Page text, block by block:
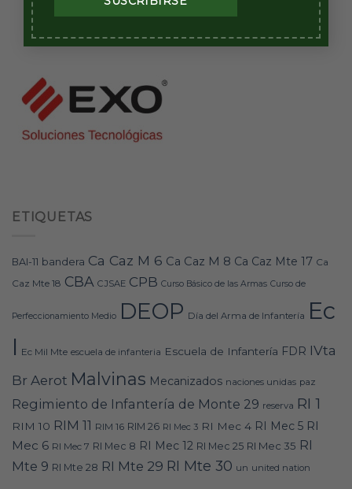
ETIQUETAS
BAI-11 bandera Ca Caz M 6 Ca Caz M 8 Ca Caz Mte 17 Ca
Caz Mte 18 CBA CJSAE CPB Curso Básico de las Armas Curso de
Perfeccionamiento Medio DEOP Día del Arma de Infantería Ec
I Ec Mil Mte escuela de infanteria Escuela de Infantería FDR IVta
Br Aerot Malvinas Mecanizados naciones unidas paz
Regimiento de Infantería de Monte 29 reserva RI 1
RIM 10 RIM 11 RIM 16 RIM 26 RI Mec 3 RI Mec 4 RI Mec 5 RI
Mec 6 RI Mec 7 RI Mec 8 RI Mec 12 RI Mec 25 RI Mec 35 RI
Mte 9 RI Mte 28 RI Mte 29 RI Mte 30 un united nation